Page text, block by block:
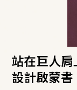
站在巨人
設計啟蒙